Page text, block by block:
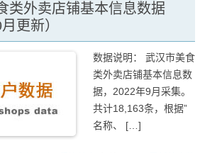
类外卖店铺基本信息数据
更新）
数据说明： 武汉市美食
类外卖店铺基本信息数
据，2022年9月采集。
共计18,163条，根据”
名称、 […]